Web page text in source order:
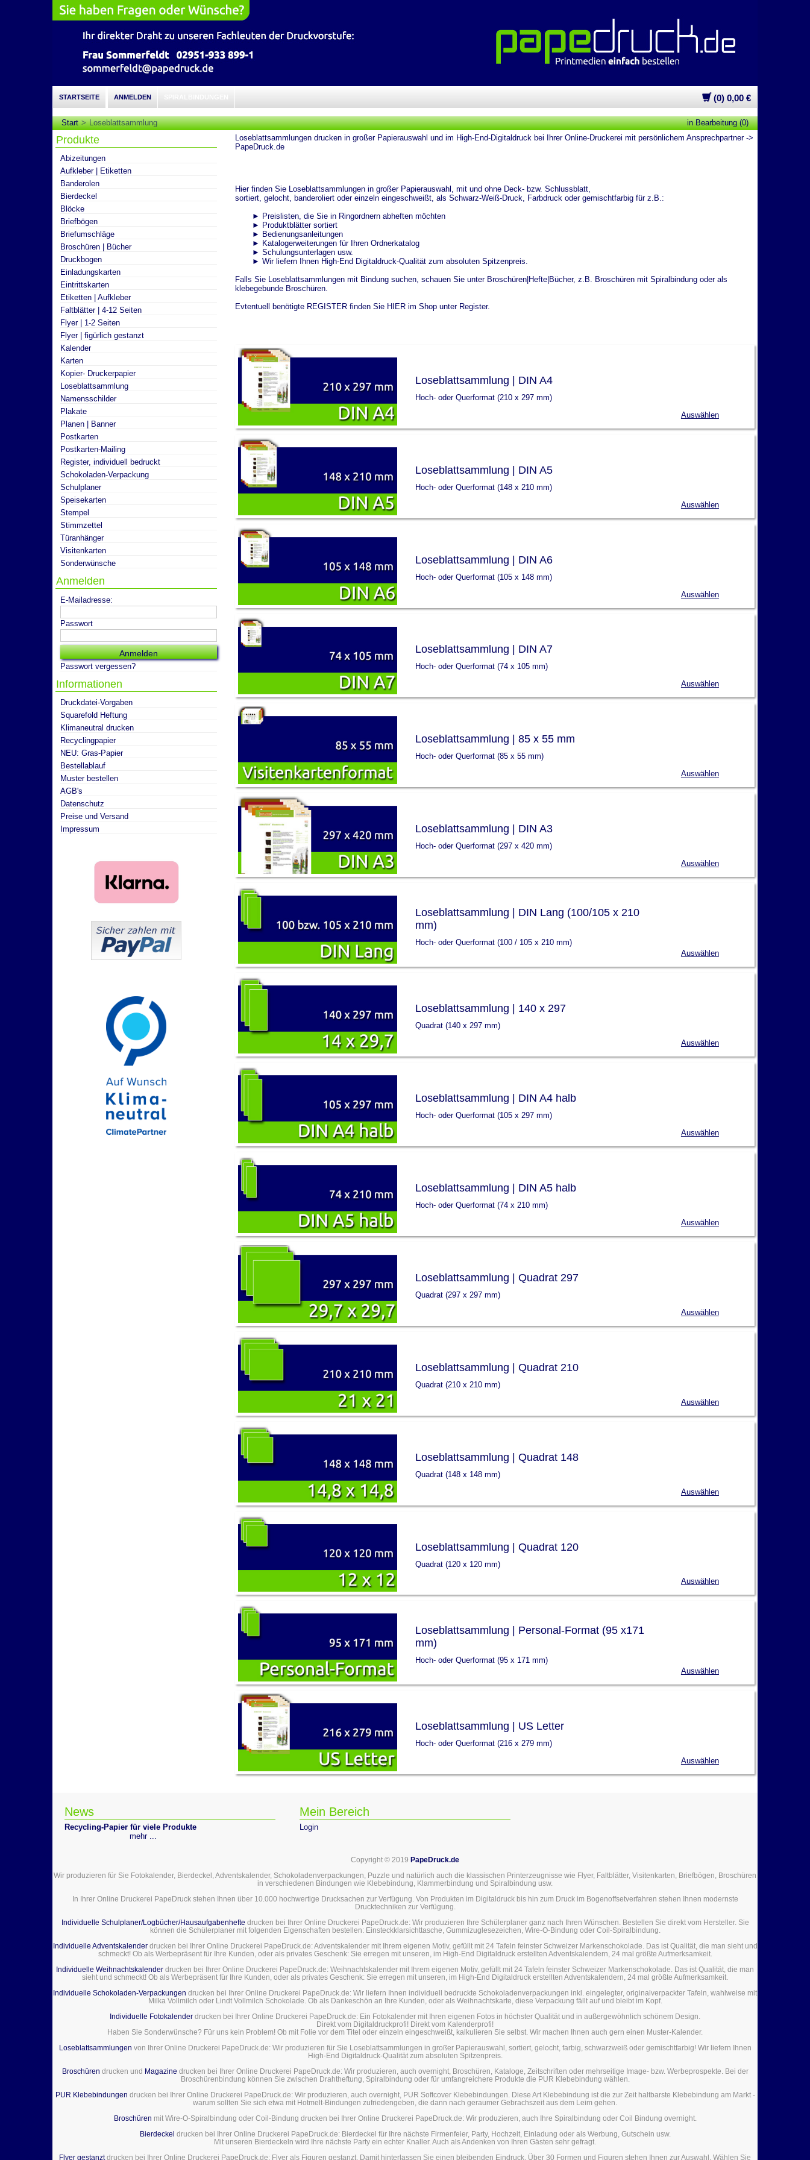
STARTSEITE ANMELDEN (0) 0,00 €
Start Loseblattsammlung
in Bearbeitung (0)
Loseblattsammlungen drucken in großer Papierauswahl und im High-End-Digitaldruck bei Ihrer Online-Druckerei mit persönlichem Ansprechpartner ->
PapeDruck.de
Hier finden Sie Loseblattsammlungen in großer Papierauswahl, mit und ohne Deck- bzw. Schlussblatt,
sortiert, gelocht, banderoliert oder einzeln eingeschweißt, als Schwarz-Weiß-Druck, Farbdruck oder gemischtfarbig für z.B.:
► Preislisten, die Sie in Ringordnern abheften möchten
► Produktblätter sortiert
► Bedienungsanleitungen
► Katalogerweiterungen für Ihren Ordnerkatalog
► Schulungsunterlagen usw.
► Wir liefern Ihnen High-End Digitaldruck-Qualität zum absoluten Spitzenpreis.
Falls Sie Loseblattsammlungen mit Bindung suchen, schauen Sie unter Broschüren|Hefte|Bücher, z.B. Broschüren mit Spiralbindung oder als
klebegebunde Broschüren.
Evtentuell benötigte REGISTER finden Sie HIERim Shop unter Register.
Loseblattsammlung | DIN A4
Hoch- oder Querformat (210 x 297 mm)
Auswählen
Loseblattsammlung | DIN A5
Hoch- oder Querformat (148 x 210 mm)
Auswählen
Loseblattsammlung | DIN A6
Hoch- oder Querformat (105 x 148 mm)
Auswählen
Loseblattsammlung | DIN A7
Hoch- oder Querformat (74 x 105 mm)
Auswählen
Loseblattsammlung | 85 x 55 mm
Hoch- oder Querformat (85 x 55 mm)
Auswählen
Loseblattsammlung | DIN A3
Hoch- oder Querformat (297 x 420 mm)
Auswählen
Loseblattsammlung | DIN Lang (100/105 x 210
mm)
Hoch- oder Querformat (100 / 105 x 210 mm)
Auswählen
Loseblattsammlung | 140 x 297
Quadrat (140 x 297 mm)
Auswählen
Loseblattsammlung | DIN A4 halb
Hoch- oder Querformat (105 x 297 mm)
Auswählen
Loseblattsammlung | DIN A5 halb
Hoch- oder Querformat (74 x 210 mm)
Auswählen
Loseblattsammlung | Quadrat 297
Quadrat (297 x 297 mm)
Auswählen
Loseblattsammlung | Quadrat 210
Quadrat (210 x 210 mm)
Auswählen
Loseblattsammlung | Quadrat 148
Quadrat (148 x 148 mm)
Auswählen
Loseblattsammlung | Quadrat 120
Quadrat (120 x 120 mm)
Auswählen
Loseblattsammlung | Personal-Format (95 x171
mm)
Hoch- oder Querformat (95 x 171 mm)
Auswählen
Loseblattsammlung | US Letter
Hoch- oder Querformat (216 x 279 mm)
Auswählen
Produkte
Abizeitungen
Aufkleber | Etiketten
Banderolen
Bierdeckel
Blöcke
Briefbögen
Briefumschläge
Broschüren | Bücher
Druckbogen
Einladungskarten
Eintrittskarten
Etiketten | Aufkleber
Faltblätter | 4-12 Seiten
Flyer | 1-2 Seiten
Flyer | figürlich gestanzt
Kalender
Karten
Kopier- Druckerpapier
Loseblattsammlung
Namensschilder
Plakate
Planen | Banner
Postkarten
Postkarten-Mailing
Register, individuell bedruckt
Schokoladen-Verpackung
Schulplaner
Speisekarten
Stempel
Stimmzettel
Türanhänger
Visitenkarten
Sonderwünsche
Anmelden
E-Mailadresse:
Passwort
Passwort vergessen?
Informationen
Druckdatei-Vorgaben
Squarefold Heftung
Klimaneutral drucken
Recyclingpapier
NEU: Gras-Papier
Bestellablauf
Muster bestellen
AGB's
Datenschutz
Preise und Versand
Impressum
News
Recycling-Papier für viele Produkte
mehr ...
Mein Bereich
Login
Copyright © 2019 PapeDruck.de
Wir produzieren für Sie Fotokalender, Bierdeckel, Adventskalender, Schokoladenverpackungen, Puzzle und natürlich auch die klassischen Printerzeugnisse wie Flyer, Faltblätter, Visitenkarten, Briefbögen, Broschüren
in verschiedenen Bindungen wie Klebebindung, Klammerbindung und Spiralbindung usw.
In Ihrer Online Druckerei PapeDruck stehen Ihnen über 10.000 hochwertige Drucksachen zur Verfügung. Von Produkten im Digitaldruck bis hin zum Druck im Bogenoffsetverfahren stehen Ihnen modernste
Drucktechniken zur Verfügung.
Individuelle Schulplaner/Logbücher/Hausaufgabenhefte drucken bei Ihrer Online Druckerei PapeDruck.de: Wir produzieren Ihre Schülerplaner ganz nach Ihren Wünschen. Bestellen Sie direkt vom Hersteller. Sie
können die Schülerplaner mit folgenden Eigenschaften bestellen: Einsteckklarsichttasche, Gummizuglesezeichen, Wire-O-Bindung oder Coil-Spiralbindung.
Individuelle Adventskalenderdrucken bei Ihrer Online Druckerei PapeDruck.de: Adventskalender mit Ihrem eigenen Motiv, gefüllt mit 24 Tafeln feinster Schweizer Markenschokolade. Das ist Qualität, die man sieht und
schmeckt! Ob als Werbepräsent für Ihre Kunden, oder als privates Geschenk: Sie erregen mit unseren, im High-End Digitaldruck erstellten Adventskalendern, 24 mal größte Aufmerksamkeit.
Individuelle Weihnachtskalender drucken bei Ihrer Online Druckerei PapeDruck.de: Weihnachtskalender mit Ihrem eigenen Motiv, gefüllt mit 24 Tafeln feinster Schweizer Markenschokolade. Das ist Qualität, die man
sieht und schmeckt! Ob als Werbepräsent für Ihre Kunden, oder als privates Geschenk: Sie erregen mit unseren, im High-End Digitaldruck erstellten Adventskalendern, 24 mal größte Aufmerksamkeit.
Individuelle Schokoladen-Verpackungen drucken bei Ihrer Online Druckerei PapeDruck.de: Wir liefern Ihnen individuell bedruckte Schokoladenverpackungen inkl. eingelegter, originalverpackter Tafeln, wahlweise mit
Milka Vollmilch oder Lindt Vollmilch Schokolade. Ob als Dankeschön an Ihre Kunden, oder als Weihnachtskarte, diese Verpackung fällt auf und bleibt im Kopf.
Individuelle Fotokalender drucken bei Ihrer Online Druckerei PapeDruck.de: Ein Fotokalender mit Ihren eigenen Fotos in höchster Qualität und in außergewöhnlich schönem Design.
Direkt vom Digitaldruckprofi! Direkt vom Kalenderprofi!
Haben Sie Sonderwünsche? Für uns kein Problem! Ob mit Folie vor dem Titel oder einzeln eingeschweißt, kalkulieren Sie selbst. Wir machen Ihnen auch gern einen Muster-Kalender.
Loseblattsammlungen von Ihrer Online Druckerei PapeDruck.de: Wir produzieren für Sie Loseblattsammlungen in großer Papierauswahl, sortiert, gelocht, farbig, schwarzweiß oder gemischtfarbig! Wir liefern Ihnen
High-End Digitaldruck-Qualität zum absoluten Spitzenpreis.
Broschüren drucken und Magazine drucken bei Ihrer Online Druckerei PapeDruck.de: Wir produzieren, auch overnight, Broschüren, Kataloge, Zeitschriften oder mehrseitige Image- bzw. Werbeprospekte. Bei der
Broschürenbindung können Sie zwischen Drahtheftung, Spiralbindung oder für umfangreichere Produkte die PUR Klebebindung wählen.
PUR Klebebindungen drucken bei Ihrer Online Druckerei PapeDruck.de: Wir produzieren, auch overnight, PUR Softcover Klebebindungen. Diese Art Klebebindung ist die zur Zeit haltbarste Klebebindung am Markt -
warum sollten Sie sich etwa mit Hotmelt-Bindungen zufriedengeben, die dann nach geraumer Gebrachszeit aus dem Leim gehen.
Broschüren mit Wire-O-Spiralbindung oder Coil-Bindung drucken bei Ihrer Online Druckerei PapeDruck.de: Wir produzieren, auch Ihre Spiralbindung oder Coil Bindung overnight.
Bierdeckel drucken bei Ihrer Online Druckerei PapeDruck.de: Bierdeckel für Ihre nächste Firmenfeier, Party, Hochzeit, Einladung oder als Werbung, Gutschein usw.
Mit unseren Bierdeckeln wird Ihre nächste Party ein echter Knaller. Auch als Andenken von Ihren Gästen sehr gefragt.
Flyer gestanztdrucken bei Ihrer Online Druckerei PapeDruck.de: Flyer als Figuren gestanzt. Damit hinterlassen Sie einen bleibenden Eindruck. Über 30 Formen und Figuren stehen Ihnen zur Auswahl. Wählen Sie